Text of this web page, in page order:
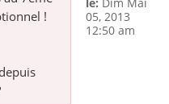
!
le: Dim Mai
05, 2013
12:50 am